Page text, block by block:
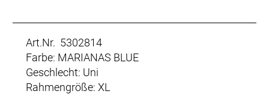
Art.Nr. 5302814
Farbe: MARIANAS BLUE
Geschlecht: Uni
Rahmengröße: XL